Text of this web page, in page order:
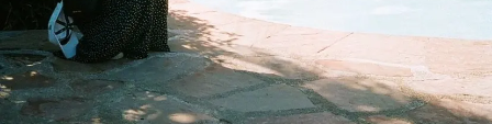
Instagram
YouTube